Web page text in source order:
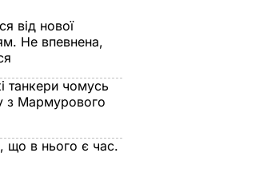
від нової
Не впевнена,
танкери чомусь
з Мармурового
що в нього є час.